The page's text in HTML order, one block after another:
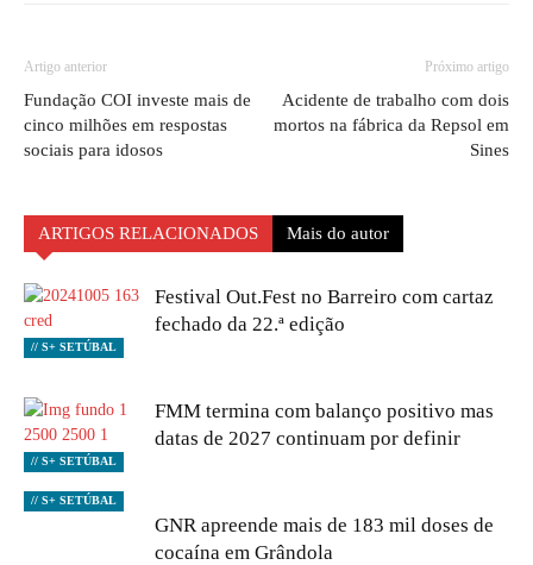
Artigo anterior
Fundação COI investe mais de
cinco milhões em respostas
sociais para idosos
Próximo artigo
Acidente de trabalho com dois
mortos na fábrica da Repsol em
Sines
ARTIGOS RELACIONADOS Mais do autor
// S+ SETÚBAL
Festival Out.Fest no Barreiro com cartaz
fechado da 22.ª edição
// S+ SETÚBAL
FMM termina com balanço positivo mas
datas de 2027 continuam por definir
// S+ SETÚBAL
GNR apreende mais de 183 mil doses de
cocaína em Grândola